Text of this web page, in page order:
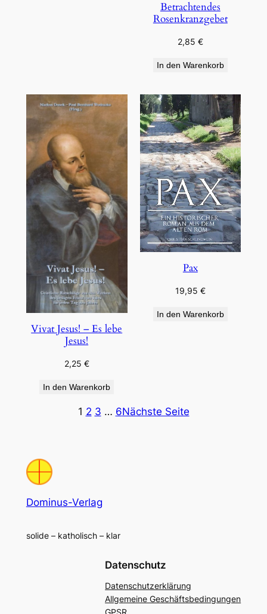
Betrachtendes
Rosenkranzgebet
2,85 €
In den Warenkorb
Vivat Jesus! – Es lebe
Jesus!
2,25 €
In den Warenkorb
Pax
19,95 €
In den Warenkorb
1 2 3 … 6Nächste Seite
Dominus-Verlag
solide – katholisch – klar
Datenschutz
Datenschutzerklärung
Allgemeine Geschäftsbedingungen
GPSR